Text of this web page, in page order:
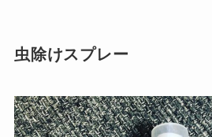
虫除けスプレー